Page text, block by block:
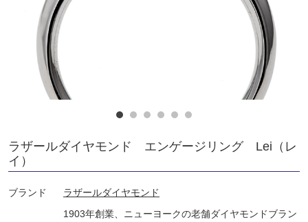
ラザールダイヤモンド エンゲージリング Lei（レ
イ）
ブランド
ラザールダイヤモンド
1903年創業、ニューヨークの老舗ダイヤモンドブラン